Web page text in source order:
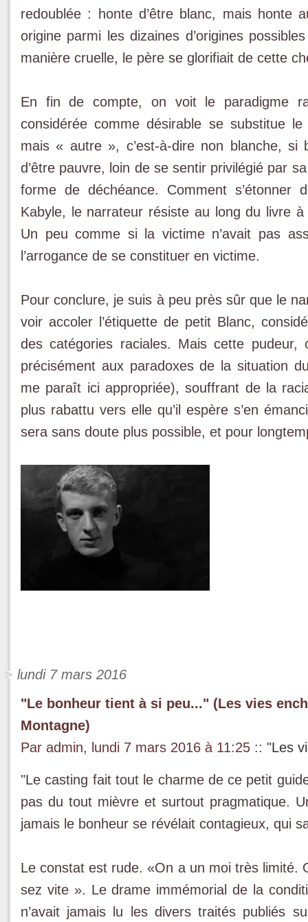
redoublée : honte d’être blanc, mais honte
origine parmi les dizaines d’origines
manière cruelle, le père se glorifiait de cette
En fin de compte, on voit le paradigme
considérée comme désirable se substitue
mais « autre », c’est-à-dire non blanche,
d’être pauvre, loin de se sentir privilégié par
forme de déchéance. Comment
Kabyle, le narrateur résiste au long du livre
Un peu comme si la victime n’avait pas
l’arrogance de se constituer en victime.
Pour conclure, je suis à peu près sûr que le
voir accoler l’étiquette de petit Blanc,
des catégories raciales. Mais cette
précisément aux paradoxes de la situation
me paraît ici appropriée), souffrant de la
plus rabattu vers elle qu’il espère s’en
sera sans doute plus possible, et pour
lundi 7 mars 2016
"Le bonheur tient à si peu..." (Les vies
Montagne)
Par admin, lundi 7 mars 2016 à 11:25 :: "Les
"Le casting fait tout le charme de ce petit
pas du tout mièvre et surtout pragmatique.
jamais le bonheur se révélait contagieux, qui
Le constat est rude. «On a un moi très
sez vite ». Le drame immémorial de la
n’avait jamais lu les divers traités publiés